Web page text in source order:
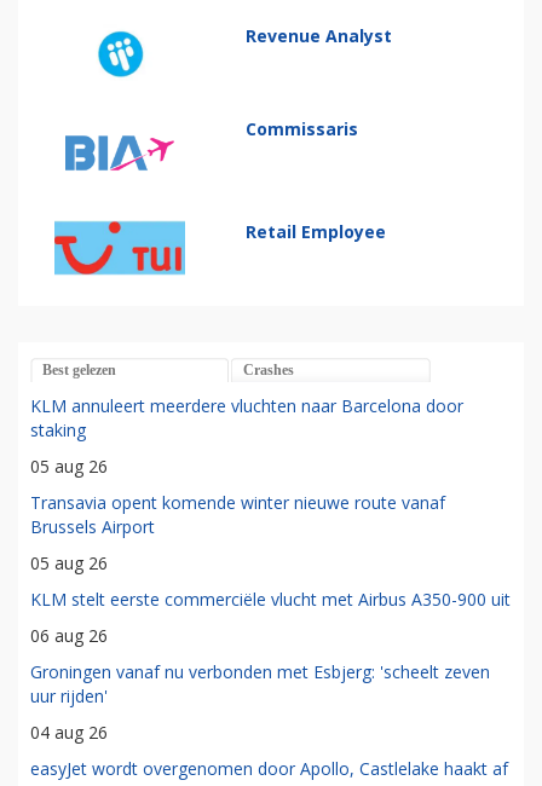
Revenue Analyst
Commissaris
Retail Employee
Best gelezen Crashes
KLM annuleert meerdere vluchten naar Barcelona door
staking
05 aug 26
Transavia opent komende winter nieuwe route vanaf
Brussels Airport
05 aug 26
KLM stelt eerste commerciële vlucht met Airbus A350-900 uit
06 aug 26
Groningen vanaf nu verbonden met Esbjerg: 'scheelt zeven
uur rijden'
04 aug 26
easyJet wordt overgenomen door Apollo, Castlelake haakt af